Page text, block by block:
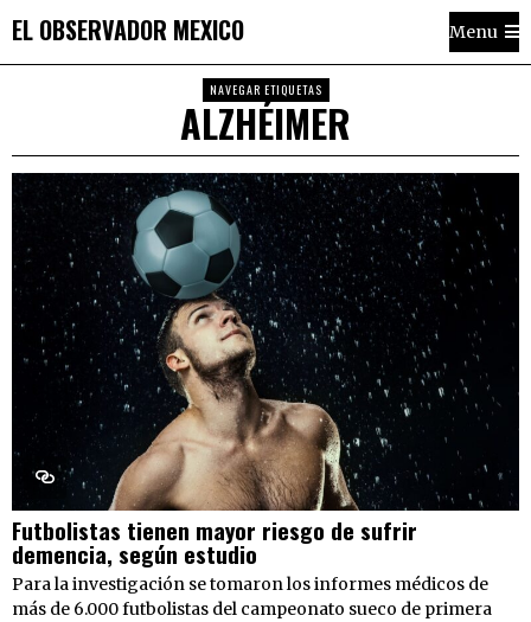
EL OBSERVADOR MEXICO Menu
NAVEGAR ETIQUETAS
ALZHÉIMER
Futbolistas tienen mayor riesgo de sufrir
demencia, según estudio
Para la investigación se tomaron los informes médicos de
más de 6.000 futbolistas del campeonato sueco de primera